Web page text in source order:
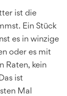
ist die
Ein Stück
es in winzige
oder es mit
Raten, kein
ist
Mal